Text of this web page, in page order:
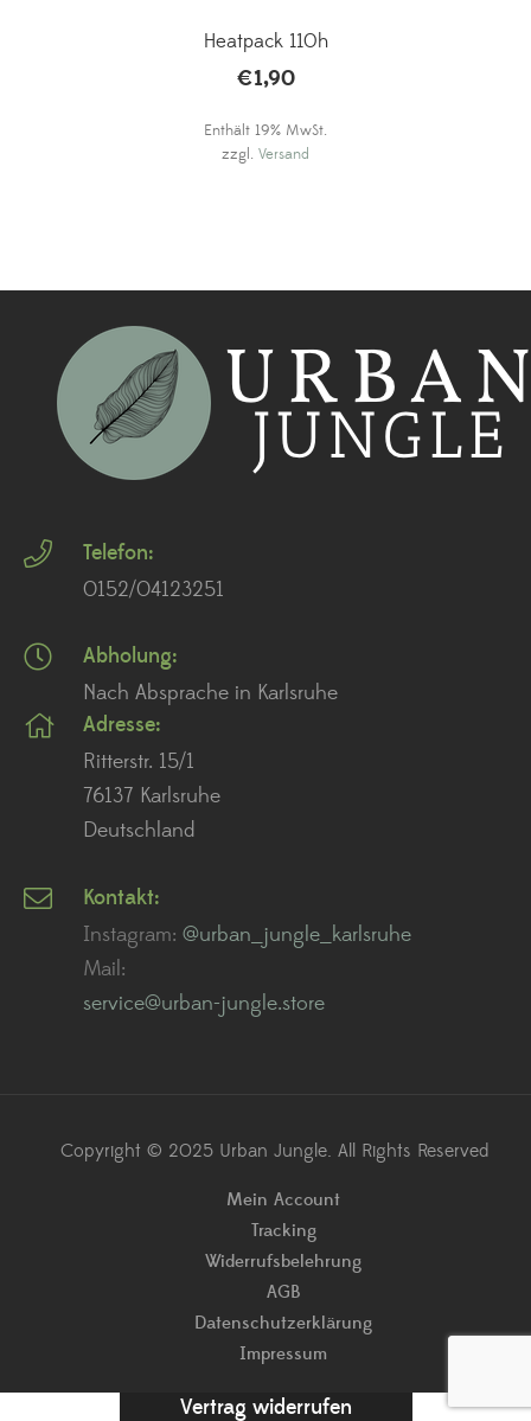
Heatpack 110h
€1,90
Enthält 19% MwSt.
zzgl. Versand
Telefon:
0152/04123251
Abholung:
Nach Absprache in Karlsruhe
Adresse:
Ritterstr. 15/1
76137 Karlsruhe
Deutschland
Kontakt:
Instagram: @urban_jungle_karlsruhe
Mail:
service@urban-jungle.store
Copyright © 2025 Urban Jungle. All Rights Reserved
Mein Account
Tracking
Widerrufsbelehrung
AGB
Datenschutzerklärung
Impressum
Vertrag widerrufen